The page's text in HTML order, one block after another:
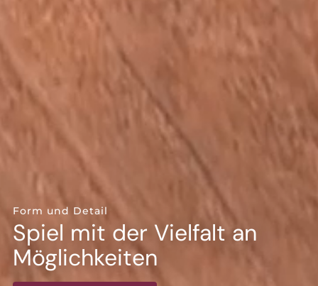
--
Form und Detail
Spiel mit der Vielfalt an
Möglichkeiten